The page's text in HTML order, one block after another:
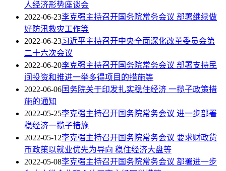
人经济形势座谈会
2022-06-23李克强主持召开国务院常务会议 部署继续做
好防汛救灾工作等
2022-06-23习近平主持召开中央全面深化改革委员会第
二十六次会议
2022-06-20李克强主持召开国务院常务会议 部署支持民
间投资和推进一举多得项目的措施等
2022-06-06国务院关于印发扎实稳住经济 一揽子政策措
施的通知
2022-05-25李克强主持召开国务院常务会议 进一步部署
稳经济一揽子措施
2022-05-12李克强主持召开国务院常务会议 要求财政货
币政策以就业优先为导向 稳住经济大盘等
2022-05-08李克强主持召开国务院常务会议 部署进一步